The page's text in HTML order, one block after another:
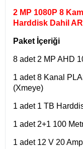
2 MP 1080P 8
Harddisk Dahil
Paket İçeriği
8 adet 2 MP AHD
1 adet 8 Kanal
(Xmeye)
1 adet 1 TB
1 adet 2+1 100
1 adet 12 V 20